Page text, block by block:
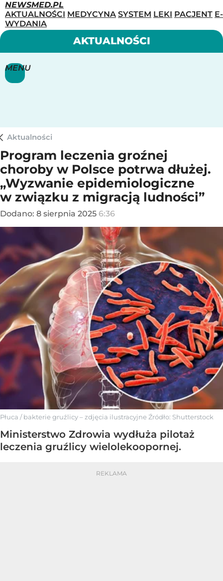
NEWSMED.PL
AKTUALNOŚCI MEDYCYNA SYSTEM LEKI PACJENT E-
WYDANIA
MENU
AKTUALNOŚCI
Aktualności
Program leczenia groźnej
choroby w Polsce potrwa dłużej.
„Wyzwanie epidemiologiczne
w związku z migracją ludności”
Dodano: 8 sierpnia 2025 6:36
Płuca / bakterie gruźlicy – zdjęcia ilustracyjne Źródło: Shutterstock
Ministerstwo Zdrowia wydłuża pilotaż
leczenia gruźlicy wielolekoopornej.